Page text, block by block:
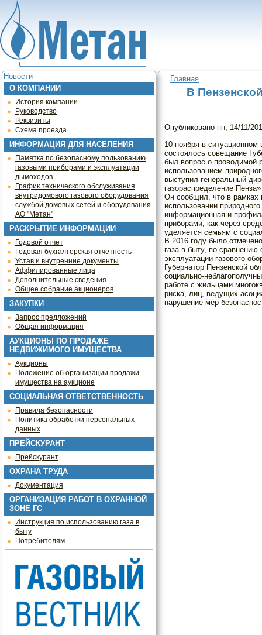
Jump to navigation
Новости
О КОМПАНИИ
История компании
Руководство
Реквизиты
Схема проезда
ИНФОРМАЦИЯ ДЛЯ НАСЕЛЕНИЯ
Памятка по безопасному пользованию
газовыми приборами и эксплуатации
дымоходов
График технического обслуживания
внутридомового газового оборудования
службой домовых сетей и оборудования
АО "Метан"
РАСКРЫТИЕ ИНФОРМАЦИИ
Годовой отчет
Годовая бухгалтерская отчетность
Устав и внутренние документы
Аффилированные лица
Дополнительные сведения
Общее собрание акционеров
ЗАКУПКИ
Запрос предложений
Общая информация
АУКЦИОНЫ ПО ПРОДАЖЕ
НЕДВИЖИМОГО ИМУЩЕСТВА
Аукционы
Положение об организации продажи
имущества на аукционе
СОЦИАЛЬНАЯ ОТВЕТСТВЕННОСТЬ
Правила безопасности
Политика обработки персональных
данных
ПРЕЙСКУРАНТ
Прейскурант
ОХРАНА ТРУДА
Документация
ОРГАНИЗАЦИЯ РАБОТ В ОХРАННОЙ
ЗОНЕ ГС
Инструкция по использованию газа в
быту
Потребителям
Вы здесь
Главная
В
Опубликовано пн, 14/11/
10 ноября в ситуационном
состоялось совещание
был вопрос о проводимой
использованием
выступил генеральный
газораспределение
Он сообщил, что в рамках
использовании
информационная и
приборами, как через
уделяется семьям с
В 2016 году было
газа в быту, по
эксплуатации газового
Губернатор Пензенской
социально-
работе с жильцами
риска, лиц, ведущих
нарушение мер